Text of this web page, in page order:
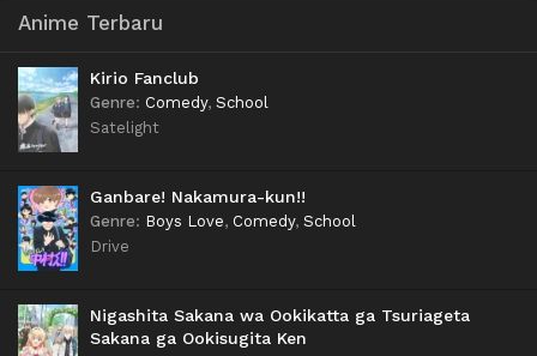
Anime Terbaru
Kirio Fanclub
Genre: Comedy, School
Satelight
Ganbare! Nakamura-kun!!
Genre: Boys Love, Comedy, School
Drive
Nigashita Sakana wa Ookikatta ga Tsuriageta
Sakana ga Ookisugita Ken